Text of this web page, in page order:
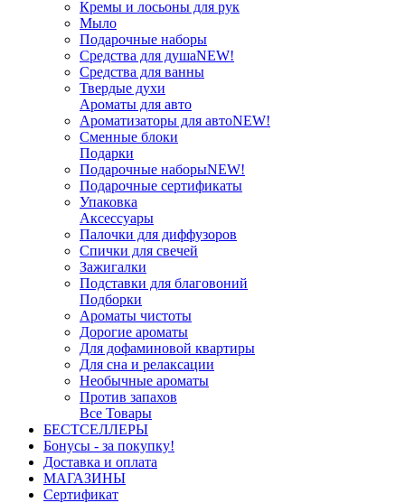
Кремы и лосьоны для рук
Мыло
Подарочные наборы
Средства для душаNEW!
Средства для ванны
Твердые духи
Ароматы для авто
Ароматизаторы для автоNEW!
Сменные блоки
Подарки
Подарочные наборыNEW!
Подарочные сертификаты
Упаковка
Аксессуары
Палочки для диффузоров
Спички для свечей
Зажигалки
Подставки для благовоний
Подборки
Ароматы чистоты
Дорогие ароматы
Для дофаминовой квартиры
Для сна и релаксации
Необычные ароматы
Против запахов
Все Товары
БЕСТСЕЛЛЕРЫ
Бонусы - за покупку!
Доставка и оплата
МАГАЗИНЫ
Cертификат